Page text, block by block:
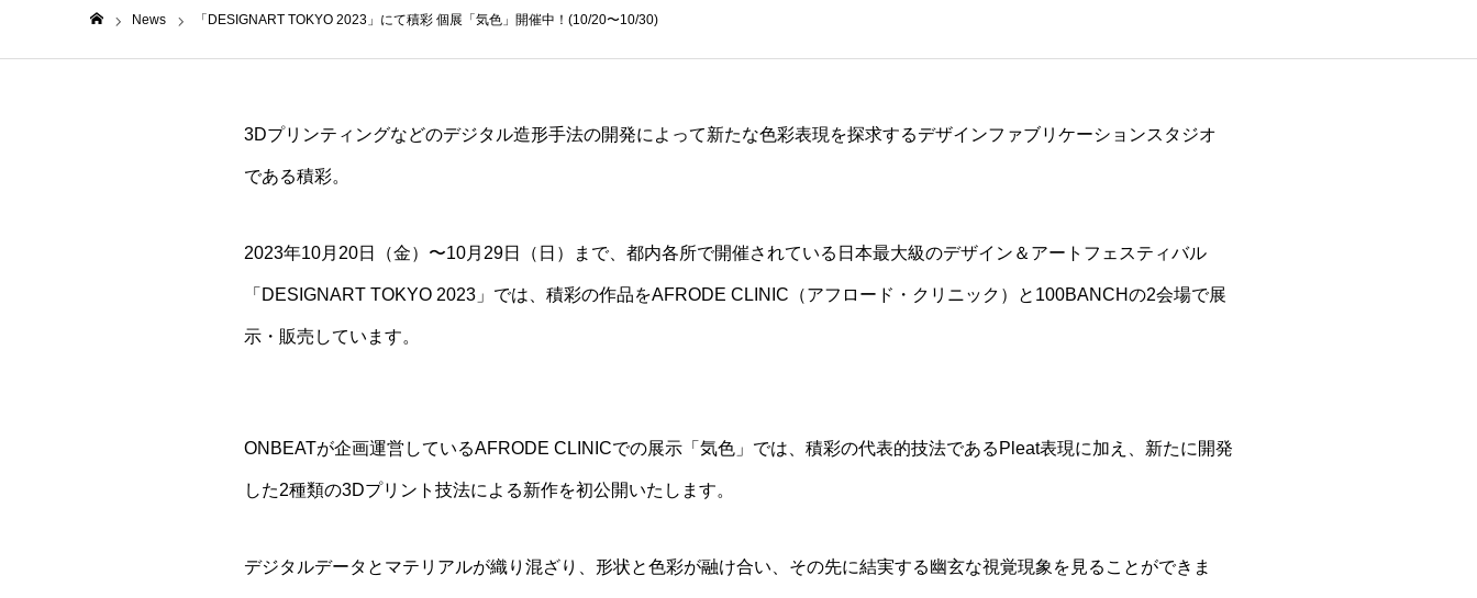
News 「DESIGNART TOKYO 2023」にて積彩 個展「気色」開催中！(10/20〜10/30)
3Dプリンティングなどのデジタル造形手法の開発によって新たな色彩表現を探求するデザインファブリケーションスタジオ
である積彩。
2023年10月20日（金）〜10月29日（日）まで、都内各所で開催されている日本最大級のデザイン＆アートフェスティバル
「DESIGNART TOKYO 2023」では、積彩の作品をAFRODE CLINIC（アフロード・クリニック） と100BANCHの2会場で展
示・販売しています。
ONBEATが企画運営しているAFRODE CLINICでの展示「気色」では、積彩の代表的技法であるPleat表現に加え、新たに開発
した2種類の3Dプリント技法による新作を初公開いたします。
デジタルデータとマテリアルが織り混ざり、形状と色彩が融け合い、その先に結実する幽玄な視覚現象を見ることができま